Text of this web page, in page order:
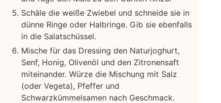
Schäle die weiße Zwiebel und schneide sie in
dünne Ringe oder Halbringe. Gib sie ebenfalls
in die Salatschüssel.
Mische für das Dressing den Naturjoghurt,
Senf, Honig, Olivenöl und den Zitronensaft
miteinander. Würze die Mischung mit Salz
(oder Vegeta), Pfeffer und
Schwarzkümmelsamen nach Geschmack.